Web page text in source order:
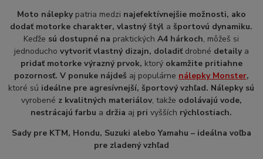
Moto nálepkypatria medzi najefektívnejšie možnosti, ako
dodať motorke charakter, vlastný štýl a športovú dynamiku.
Keďže sú dostupné na praktickýchA4 hárkoch, môžeš si
jednoducho vytvoriť vlastný dizajn, doladiťdrobné detailya
pridať motorke výrazný prvok, ktorý okamžite pritiahne
pozornosť. V ponuke nájdešaj populárne nálepky Monster,
ktoré sú ideálne pre agresívnejší, športový vzhľad. Nálepky sú
vyrobené z kvalitných materiálov, takže odolávajú vode,
nestrácajú farbu a držia aj pri vyšších rýchlostiach.
Sady pre KTM, Hondu, Suzuki alebo Yamahu – ideálna voľba
pre zladený vzhľad